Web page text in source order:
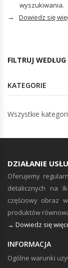
wyszukiwania.
→ Dowiedz się
FILTRUJ WEDŁUG
KATEGORIE
Wszystkie
DZIAŁANIE
Oferujemy
detalicznych na
częściowy obraz
produktów
→ Dowiedz się
INFORMACJA
Ogólne warunki